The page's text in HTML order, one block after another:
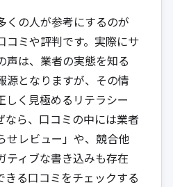
くの人が参考にするのが
コミや評判です。実際にサ
声は、業者の実態を知る
源となりますが、その情
しく見極めるリテラシー
なら、口コミの中には業者
せレビュー」や、競合他
ティブな書き込みも存在
きる口コミをチェックする